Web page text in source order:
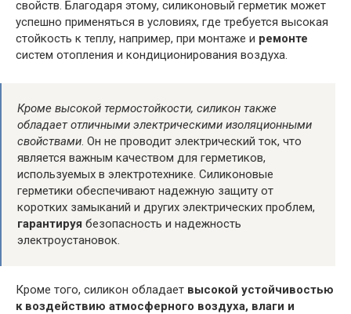
свойств. Благодаря этому, силиконовый герметик может
успешно применяться в условиях, где требуется высокая
стойкость к теплу, например, при монтаже и ремонте
систем отопления и кондиционирования воздуха.
Кроме высокой термостойкости, силикон также
обладает отличными электрическими изоляционными
свойствами. Он не проводит электрический ток, что
является важным качеством для герметиков,
используемых в электротехнике. Силиконовые
герметики обеспечивают надежную защиту от
коротких замыканий и других электрических проблем,
гарантируя безопасность и надежность
электроустановок.
Кроме того, силикон обладает высокой устойчивостью
к воздействию атмосферного воздуха, влаги и